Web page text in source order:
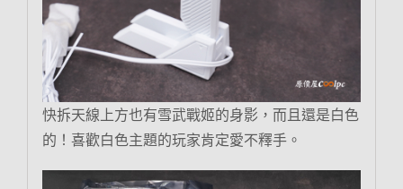
快拆天線上方也有雪武戰姬的身影，而且還是白色
的！喜歡白色主題的玩家肯定愛不釋手。